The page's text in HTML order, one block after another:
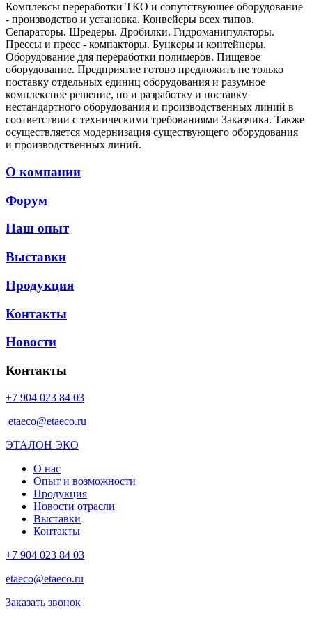
Комплексы переработки ТКО и сопутствующее оборудование
- производство и установка. Конвейеры всех типов.
Сепараторы. Шредеры. Дробилки. Гидроманипуляторы.
Прессы и пресс - компакторы. Бункеры и контейнеры.
Оборудование для переработки полимеров. Пищевое
оборудование. Предприятие готово предложить не только
поставку отдельных единиц оборудования и разумное
комплексное решение, но и разработку и поставку
нестандартного оборудования и производственных линий в
соответствии с техническими требованиями Заказчика. Также
осуществляется модернизация существующего оборудования
и производственных линий.
О компании
Форум
Наш опыт
Выставки
Продукция
Контакты
Новости
Контакты
+7 904 023 84 03
etaeco@etaeco.ru
ЭТАЛОН ЭКО
О нас
Опыт и возможности
Продукция
Новости отрасли
Выставки
Контакты
+7 904 023 84 03
etaeco@etaeco.ru
Заказать звонок